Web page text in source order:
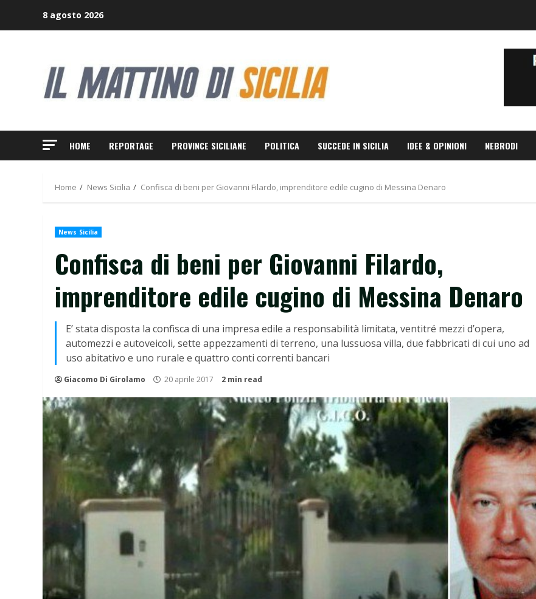
8 agosto 2026
HOME REPORTAGE PROVINCE SICILIANE POLITICA SUCCEDE IN SICILIA IDEE & OPINIONI NEBRODI
Home News Sicilia Confisca di beni per Giovanni Filardo, imprenditore edile cugino di Messina Denaro
News Sicilia
Confisca di beni per Giovanni Filardo,
imprenditore edile cugino di Messina Denaro
E’ stata disposta la confisca di una impresa edile a responsabilità limitata, ventitré mezzi d’opera,
automezzi e autoveicoli, sette appezzamenti di terreno, una lussuosa villa, due fabbricati di cui uno ad
uso abitativo e uno rurale e quattro conti correnti bancari
Giacomo Di Girolamo 20 aprile 2017 2 min read